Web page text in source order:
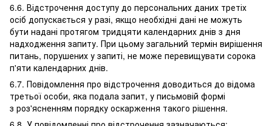
6.6. Відстрочення доступу до персональних даних третіх
осіб допускається у разі, якщо необхідні дані не можуть
бути надані протягом тридцяти календарних днів з дня
надходження запиту. При цьому загальний термін вирішення
питань, порушених у запиті, не може перевищувати сорока
п'яти календарних днів.
6.7. Повідомлення про відстрочення доводиться до відома
третьої особи, яка подала запит, у письмовій формі
з роз'ясненням порядку оскарження такого рішення.